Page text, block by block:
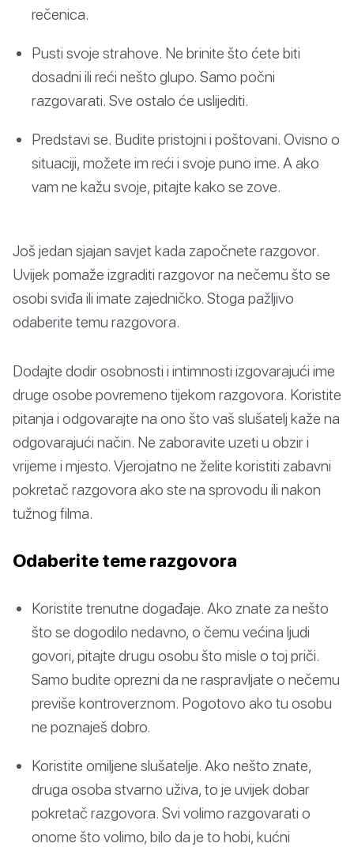
rečenica.
Pusti svoje strahove. Ne brinite što ćete biti
dosadni ili reći nešto glupo. Samo počni
razgovarati. Sve ostalo će uslijediti.
Predstavi se. Budite pristojni i poštovani. Ovisno o
situaciji, možete im reći i svoje puno ime. A ako
vam ne kažu svoje, pitajte kako se zove.
Još jedan sjajan savjet kada započnete razgovor.
Uvijek pomaže izgraditi razgovor na nečemu što se
osobi sviđa ili imate zajedničko. Stoga pažljivo
odaberite temu razgovora.
Dodajte dodir osobnosti i intimnosti izgovarajući ime
druge osobe povremeno tijekom razgovora. Koristite
pitanja i odgovarajte na ono što vaš slušatelj kaže na
odgovarajući način. Ne zaboravite uzeti u obzir i
vrijeme i mjesto. Vjerojatno ne želite koristiti zabavni
pokretač razgovora ako ste na sprovodu ili nakon
tužnog filma.
Odaberite teme razgovora
Koristite trenutne događaje. Ako znate za nešto
što se dogodilo nedavno, o čemu većina ljudi
govori, pitajte drugu osobu što misle o toj priči.
Samo budite oprezni da ne raspravljate o nečemu
previše kontroverznom. Pogotovo ako tu osobu
ne poznaješ dobro.
Koristite omiljene slušatelje. Ako nešto znate,
druga osoba stvarno uživa, to je uvijek dobar
pokretač razgovora. Svi volimo razgovarati o
onome što volimo, bilo da je to hobi, kućni